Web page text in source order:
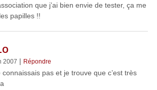
que j’ai bien envie de tester, ça me
papilles !!
2007 | Répondre
connaissais pas et je trouve que c’est très